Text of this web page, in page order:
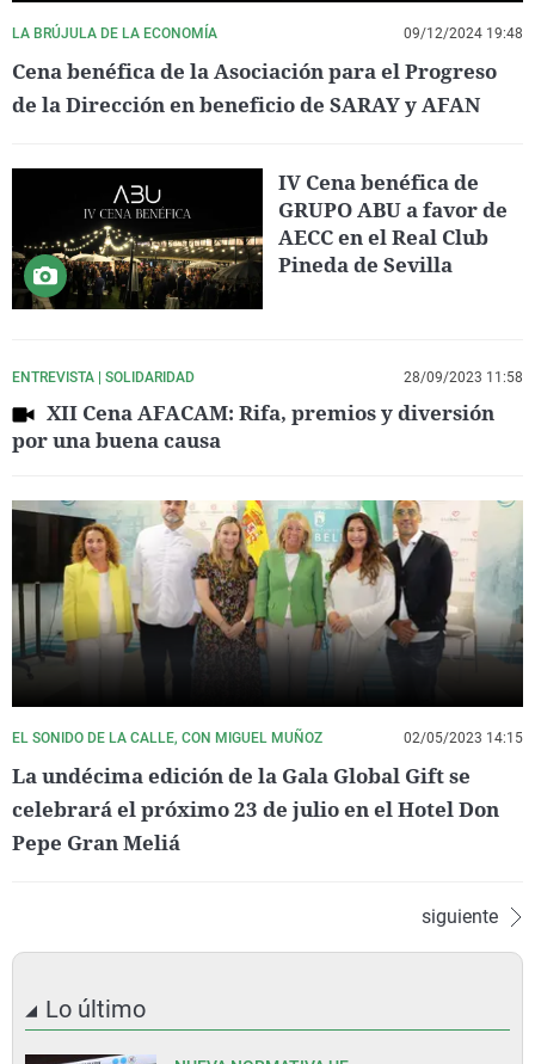
LA BRÚJULA DE LA ECONOMÍA 09/12/2024 19:48
Cena benéfica de la Asociación para el Progreso
de la Dirección en beneficio de SARAY y AFAN
IV Cena benéfica de
GRUPO ABU a favor de
AECC en el Real Club
Pineda de Sevilla
ENTREVISTA | SOLIDARIDAD 28/09/2023 11:58
XII Cena AFACAM: Rifa, premios y diversión
por una buena causa
EL SONIDO DE LA CALLE, CON MIGUEL MUÑOZ 02/05/2023 14:15
La undécima edición de la Gala Global Gift se
celebrará el próximo 23 de julio en el Hotel Don
Pepe Gran Meliá
siguiente
Lo último